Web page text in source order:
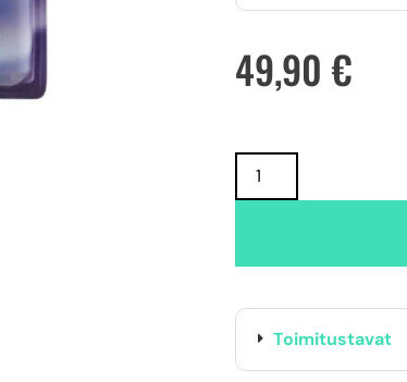
49,90 €
Toimitustavat